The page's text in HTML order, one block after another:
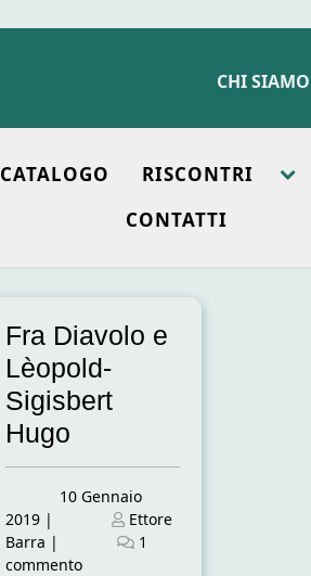
CHI SIAMO
CATALOGO RISCONTRI
CONTATTI
Fra Diavolo e
Lèopold-
Sigisbert
Hugo
Posted
10 Gennaio
2019|
Posted
on
Ettore
Barra |
1
commentosu